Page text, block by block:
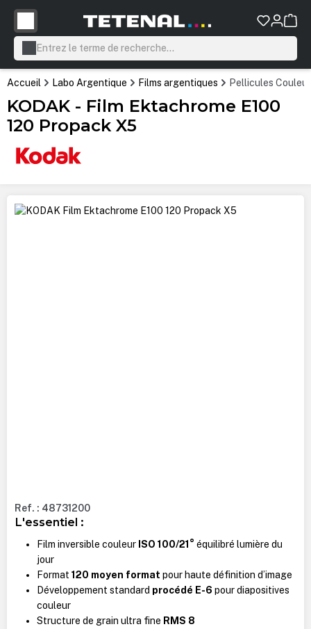
principal
Accueil Labo Argentique Films argentiques Pellicules Couleur
KODAK - Film Ektachrome E100
120 Propack X5
Ignorer la galerie d'images
Ref. : 48731200
L'essentiel :
Film inversible couleur ISO 100/21° équilibré lumière du
jour
Format 120 moyen format pour haute définition d’image
Développement standard procédé E-6 pour diapositives
couleur
Structure de grain ultra fine RMS 8